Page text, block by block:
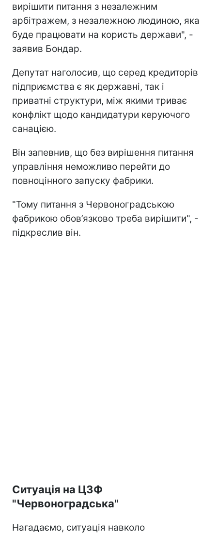
вирішити питання з незалежним
арбітражем, з незалежною людиною, яка
буде працювати на користь держави", -
заявив Бондар.
Депутат наголосив, що серед кредиторів
підприємства є як державні, так і
приватні структури, між якими триває
конфлікт щодо кандидатури керуючого
санацією.
Він запевнив, що без вирішення питання
управління неможливо перейти до
повноцінного запуску фабрики.
"Тому питання з Червоноградською
фабрикою обов’язково треба вирішити", -
підкреслив він.
Ситуація на ЦЗФ
"Червоноградська"
Нагадаємо, ситуація навколо